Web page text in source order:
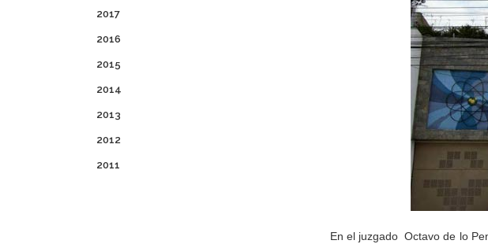
2017
2016
2015
2014
2013
2012
2011
En el juzgado Octavo de lo